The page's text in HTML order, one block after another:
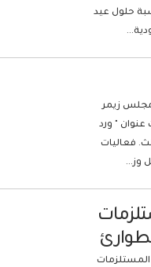
حلول عيد
مجلس زيمر
" ورد
فعاليات
وز...